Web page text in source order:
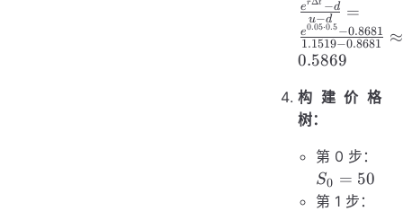
\frac{e^{r
\Delta t} - d}
{u - d} =
\frac{e^{0.05
\cdot 0.5} -
0.8681}
{1.1519 -
0.8681}
\approx
0.5869
u−d
er t −d =
1.1519−0.8681
e0.05⋅0.5 −0.8681 ≈
0.5869
构建价格
树：
第 0 步：
S0 = 50
第 1 步：